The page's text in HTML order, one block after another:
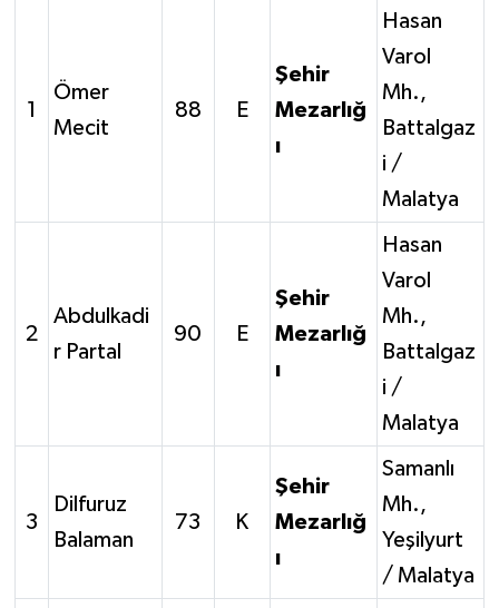
1
Ömer
Mecit
88 E
Şehir
Mezarlığ
ı
Hasan
Varol
Mh.,
Battalgaz
i /
Malatya
2
Abdulkadi
r Partal
90 E
Şehir
Mezarlığ
ı
Hasan
Varol
Mh.,
Battalgaz
i /
Malatya
3
Dilfuruz
Balaman
73 K
Şehir
Mezarlığ
ı
Samanlı
Mh.,
Yeşilyurt
/ Malatya